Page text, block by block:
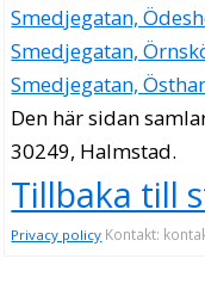
Smedjegatan,
Smedjegatan,
Smedjegatan,
Den här sidan
30249, Halmstad.
Tillbaka till
Privacy policy Kontakt: